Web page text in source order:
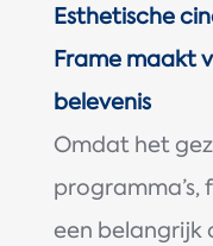
Esthetische
Frame maakt
belevenis
Omdat het
programma’s,
een belangrijk